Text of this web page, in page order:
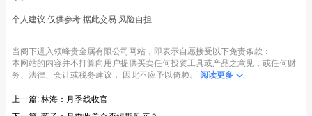
个人建议 仅供参考 据此交易 风险自担
当阁下进入领峰贵金属有限公司网站，即表示自愿接受以下免责条款：
本网站的内容并不打算向用户提供买卖任何投资工具或产品之意见，或任何财
务、法律、会计或税务建议， 因此不应予以倚赖。
阅读更多
上一篇: 林海：月季线收官